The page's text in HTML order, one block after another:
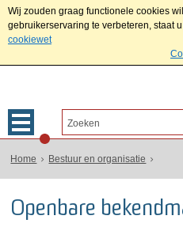
Wij zouden graag functionele cookies
gebruikerservaring te verbeteren, staat
cookiewet
Home Bestuur en organisatie
Openbare